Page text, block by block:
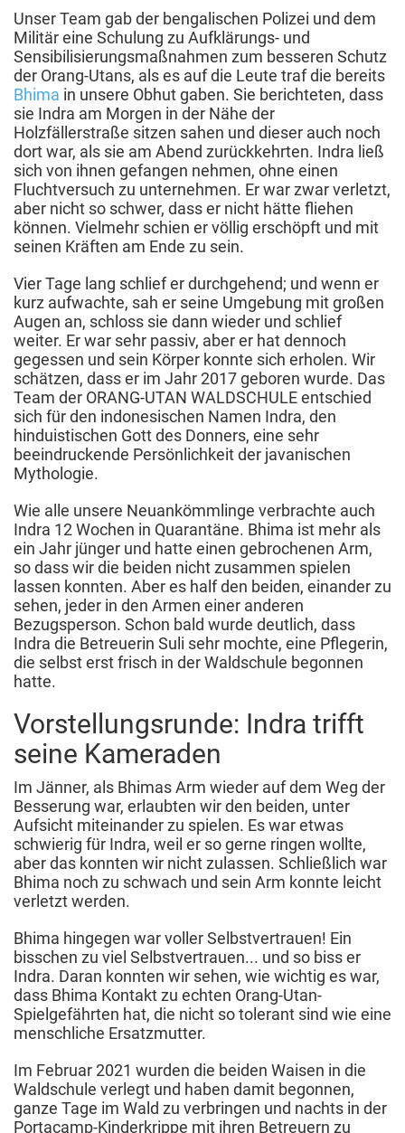
Unser Team gab der bengalischen Polizei und dem
Militär eine Schulung zu Aufklärungs- und
Sensibilisierungsmaßnahmen zum besseren Schutz
der Orang-Utans, als es auf die Leute traf die bereits
Bhima in unsere Obhut gaben. Sie berichteten, dass
sie Indra am Morgen in der Nähe der
Holzfällerstraße sitzen sahen und dieser auch noch
dort war, als sie am Abend zurückkehrten. Indra ließ
sich von ihnen gefangen nehmen, ohne einen
Fluchtversuch zu unternehmen. Er war zwar verletzt,
aber nicht so schwer, dass er nicht hätte fliehen
können. Vielmehr schien er völlig erschöpft und mit
seinen Kräften am Ende zu sein.
Vier Tage lang schlief er durchgehend; und wenn er
kurz aufwachte, sah er seine Umgebung mit großen
Augen an, schloss sie dann wieder und schlief
weiter. Er war sehr passiv, aber er hat dennoch
gegessen und sein Körper konnte sich erholen. Wir
schätzen, dass er im Jahr 2017 geboren wurde. Das
Team der ORANG-UTAN WALDSCHULE entschied
sich für den indonesischen Namen Indra, den
hinduistischen Gott des Donners, eine sehr
beeindruckende Persönlichkeit der javanischen
Mythologie.
Wie alle unsere Neuankömmlinge verbrachte auch
Indra 12 Wochen in Quarantäne. Bhima ist mehr als
ein Jahr jünger und hatte einen gebrochenen Arm,
so dass wir die beiden nicht zusammen spielen
lassen konnten. Aber es half den beiden, einander zu
sehen, jeder in den Armen einer anderen
Bezugsperson. Schon bald wurde deutlich, dass
Indra die Betreuerin Suli sehr mochte, eine Pflegerin,
die selbst erst frisch in der Waldschule begonnen
hatte.
Vorstellungsrunde: Indra trifft
seine Kameraden
Im Jänner, als Bhimas Arm wieder auf dem Weg der
Besserung war, erlaubten wir den beiden, unter
Aufsicht miteinander zu spielen. Es war etwas
schwierig für Indra, weil er so gerne ringen wollte,
aber das konnten wir nicht zulassen. Schließlich war
Bhima noch zu schwach und sein Arm konnte leicht
verletzt werden.
Bhima hingegen war voller Selbstvertrauen! Ein
bisschen zu viel Selbstvertrauen... und so biss er
Indra. Daran konnten wir sehen, wie wichtig es war,
dass Bhima Kontakt zu echten Orang-Utan-
Spielgefährten hat, die nicht so tolerant sind wie eine
menschliche Ersatzmutter.
Im Februar 2021 wurden die beiden Waisen in die
Waldschule verlegt und haben damit begonnen,
ganze Tage im Wald zu verbringen und nachts in der
Portacamp-Kinderkrippe mit ihren Betreuern zu